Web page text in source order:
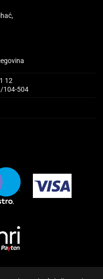
12
104-504